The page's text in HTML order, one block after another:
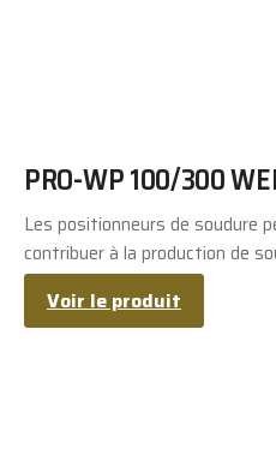
PRO-WP 100/300
Les positionneurs de soudure
contribuer à la production de
Voir le produit